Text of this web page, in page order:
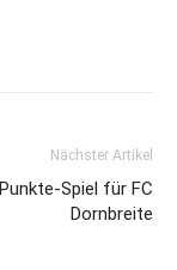
Nächster Artikel
Spiel für FC
Dornbreite